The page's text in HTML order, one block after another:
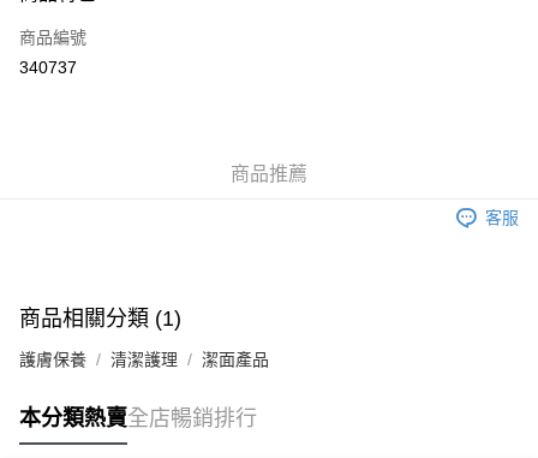
信用卡
Apple Pay
付款後門市自取，訂單確認後2-4個工作天到店，7天內取。逾期後
商品編號
340737
商品推薦
客服
商品相關分類 (1)
護膚保養 清潔護理 潔面產品
本分類熱賣全店暢銷排行